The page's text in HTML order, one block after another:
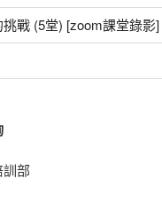
戰 (5堂) [zoom課堂錄影]
部